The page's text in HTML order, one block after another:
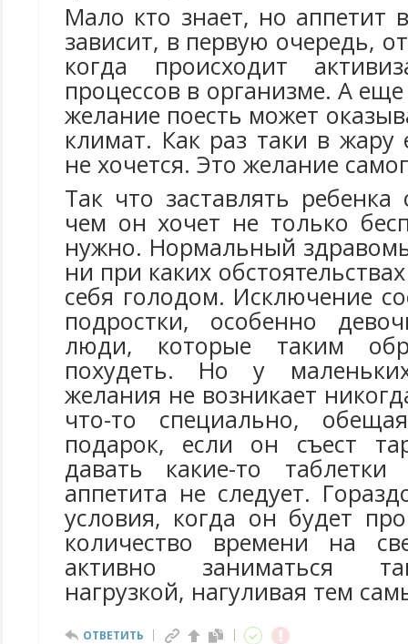
Мало кто знает, но аппетит
зависит, в первую очередь,
когда происходит
процессов в организме. А
желание поесть может
климат. Как раз таки в жару
не хочется. Это желание
Так что заставлять
чем он хочет не только
нужно. Нормальный
ни при каких
себя голодом. Исключение
подростки, особенно
люди, которые таким
похудеть. Но у
желания не возникает
что-то специально,
подарок, если он съест
давать какие-то
аппетита не следует.
условия, когда он будет
количество времени на
активно заниматься
нагрузкой, нагуливая тем
ОТВЕТИТЬ